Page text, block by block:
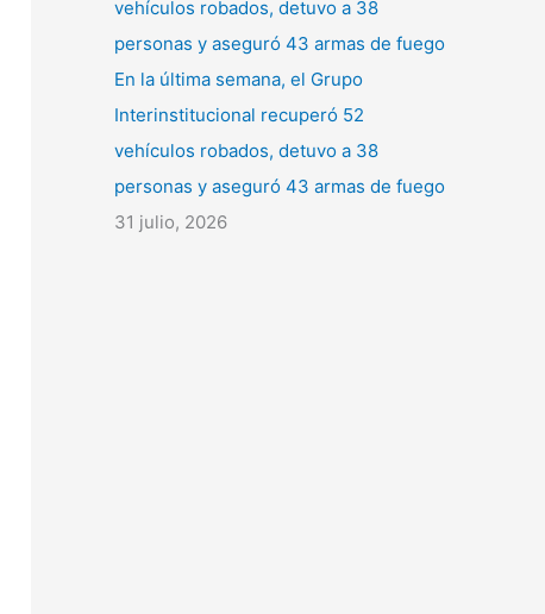
En la última semana, el Grupo
Interinstitucional recuperó 52
vehículos robados, detuvo a 38
personas y aseguró 43 armas de fuego
31 julio, 2026